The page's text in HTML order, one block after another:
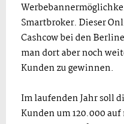
Smartbroker. Dieser
Cashcow bei den
man dort aber noch
Kunden zu gewinnen.
Im laufenden Jahr soll
Kunden um 120.000